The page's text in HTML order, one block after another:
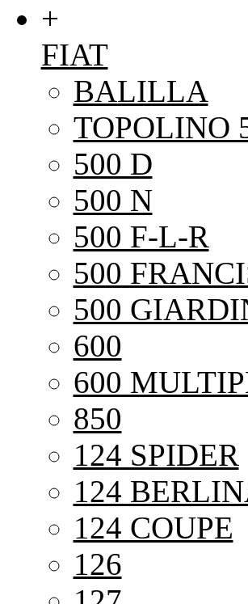
+
FIAT
BALILLA
TOPOLINO
500 D
500 N
500 F-L-R
500
500
600
600
850
124 SPIDER
124
124 COUPE
126